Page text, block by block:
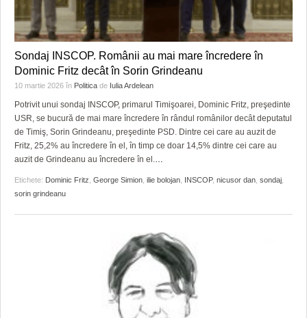
Sondaj INSCOP. Românii au mai mare încredere în
Dominic Fritz decât în Sorin Grindeanu
10 martie 2026 în Politica de Iulia Ardelean
Potrivit unui sondaj INSCOP, primarul Timişoarei, Dominic Fritz, preşedinte
USR, se bucură de mai mare încredere în rândul românilor decât deputatul
de Timiş, Sorin Grindeanu, preşedinte PSD. Dintre cei care au auzit de
Fritz, 25,2% au încredere în el, în timp ce doar 14,5% dintre cei care au
auzit de Grindeanu au încredere în el.
Etichete: Dominic Fritz George Simion ilie bolojan INSCOP, nicusor dan sondaj
sorin grindeanu